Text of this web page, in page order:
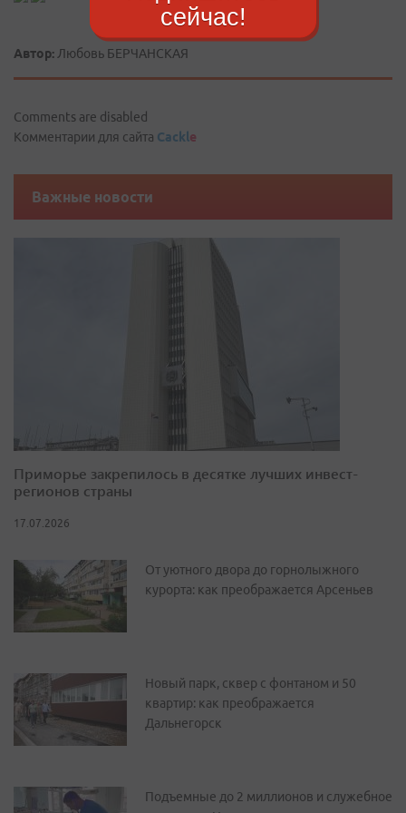
Автор: Любовь БЕРЧАНСКАЯ
Comments are disabled
Комментарии для сайта Cackle
Важные новости
Приморье закрепилось в десятке лучших инвест-
регионов страны
17.07.2026
От уютного двора до горнолыжного
курорта: как преображается Арсеньев
Новый парк, сквер с фонтаном и 50
квартир: как преображается
Дальнегорск
Подъемные до 2 миллионов и служебное
сейчас!